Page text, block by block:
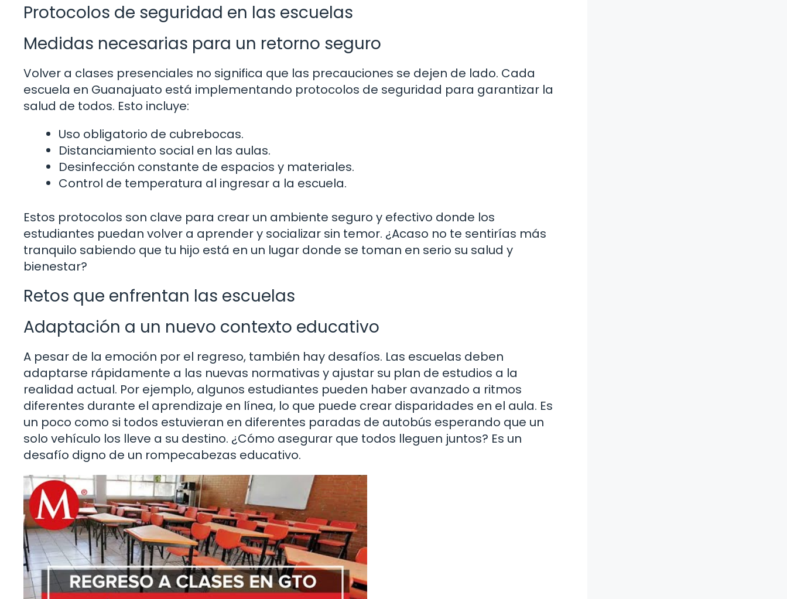
Protocolos de seguridad en las escuelas
Medidas necesarias para un retorno seguro
Volver a clases presenciales no significa que las precauciones se dejen de lado. Cada
escuela en Guanajuato está implementando protocolos de seguridad para garantizar la
salud de todos. Esto incluye:
Uso obligatorio de cubrebocas.
Distanciamiento social en las aulas.
Desinfección constante de espacios y materiales.
Control de temperatura al ingresar a la escuela.
Estos protocolos son clave para crear un ambiente seguro y efectivo donde los
estudiantes puedan volver a aprender y socializar sin temor. ¿Acaso no te sentirías más
tranquilo sabiendo que tu hijo está en un lugar donde se toman en serio su salud y
bienestar?
Retos que enfrentan las escuelas
Adaptación a un nuevo contexto educativo
A pesar de la emoción por el regreso, también hay desafíos. Las escuelas deben
adaptarse rápidamente a las nuevas normativas y ajustar su plan de estudios a la
realidad actual. Por ejemplo, algunos estudiantes pueden haber avanzado a ritmos
diferentes durante el aprendizaje en línea, lo que puede crear disparidades en el aula. Es
un poco como si todos estuvieran en diferentes paradas de autobús esperando que un
solo vehículo los lleve a su destino. ¿Cómo asegurar que todos lleguen juntos? Es un
desafío digno de un rompecabezas educativo.